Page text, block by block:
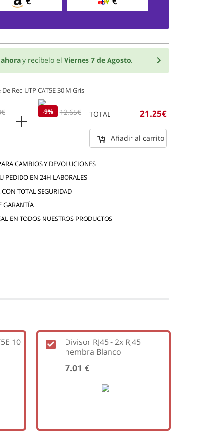
ahora y recíbelo el Viernes 7 de Agosto.
De Red UTP CAT5E 30 M Gris
-9%
11.5€ 12.65€ TOTAL 21.25€
Añadir al carrito
CAMBIOS Y DEVOLUCIONES
PEDIDO EN 24H LABORALES
TOTAL SEGURIDAD
GARANTÍA
EN TODOS NUESTROS PRODUCTOS
10
Divisor RJ45 - 2x RJ45
hembra Blanco
7.01 €